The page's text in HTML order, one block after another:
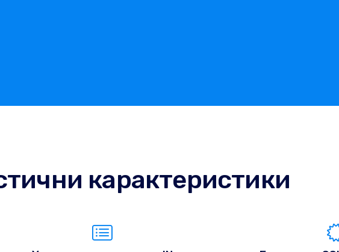
карактеристики